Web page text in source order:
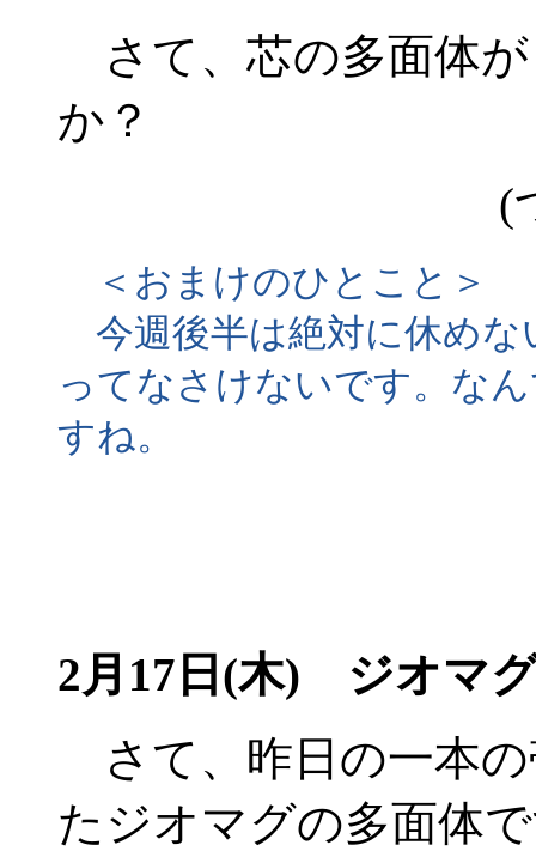
さて、芯の多面体
か？
(
＜おまけのひとこと＞
今週後半は絶対に休めな
ってなさけないです。な
すね。
2月17日(木) ジオマ
さて、昨日の一本
たジオマグの多面体